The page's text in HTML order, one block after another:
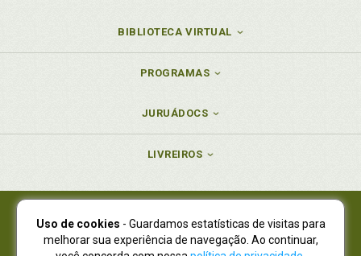
BIBLIOTECA VIRTUAL
PROGRAMAS
JURUÁDOCS
LIVREIROS
Juruá Editora Ltda., CNPJ 77.535.508/0001-19
Juruá Informática Ltda., CNPJ 01.701.561/0001-80
Uso de cookies - Guardamos estatísticas de visitas para
melhorar sua experiência de navegação. Ao continuar,